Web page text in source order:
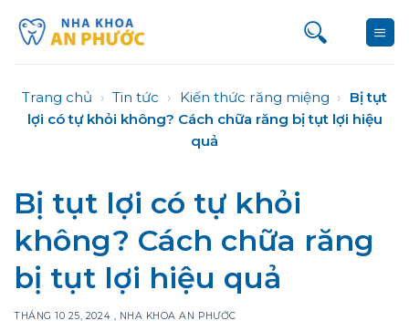
qua
Trang chủ › Tin tức › Kiến thức răng miệng › Bị tụt
lợi có tự khỏi không? Cách chữa răng bị tụt lợi hiệu
quả
Bị tụt lợi có tự khỏi
không? Cách chữa răng
bị tụt lợi hiệu quả
THÁNG 10 25, 2024 , NHA KHOA AN PHƯỚC